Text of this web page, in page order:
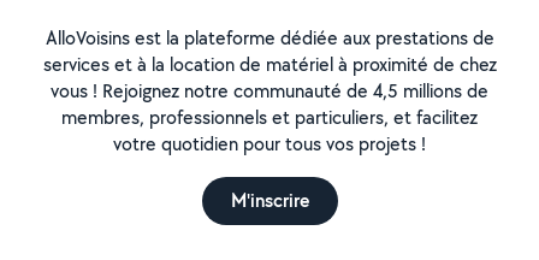
AlloVoisins est la plateforme dédiée aux prestations de
services et à la location de matériel à proximité de chez
vous ! Rejoignez notre communauté de 4,5 millions de
membres, professionnels et particuliers, et facilitez
votre quotidien pour tous vos projets !
M'inscrire